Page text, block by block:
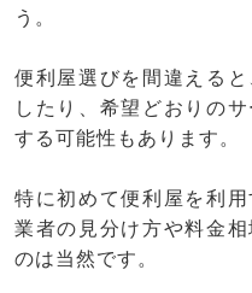
う。
便利屋選びを間違える
したり、希望どおりの
する可能性もあります。
特に初めて便利屋を利
業者の見分け方や料金
のは当然です。